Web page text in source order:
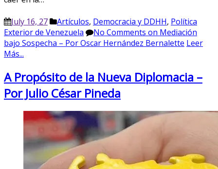
July 16, 27 Artículos, Democracia y DDHH, Política
Exterior de Venezuela
No Comments on Mediación
bajo Sospecha – Por Oscar Hernández Bernalette Leer
Más...
A Propósito de la Nueva Diplomacia –
Por Julio César Pineda